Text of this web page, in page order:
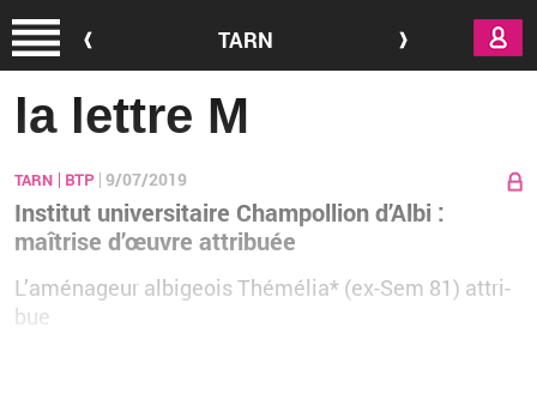
TARN
la lettre M
TARN BTP 9/07/2019
Institut universitaire Champollion d’Albi :
maîtrise d’œuvre attribuée
L’amé­na­geur al­bi­geois Thé­mé­lia* (ex-Sem 81) at­tri­
bue